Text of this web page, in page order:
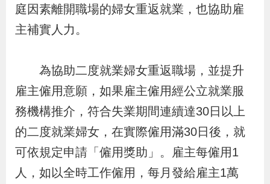
業
區
上
申
辦
庭因素離開職場的婦女重返就業，也協助雇
主補實人力。
為協助二度就業婦女重返職場，並提升
雇主僱用意願，如果雇主僱用經公立就業服
務機構推介，符合失業期間連續達30日以上
的二度就業婦女，在實際僱用滿30日後，就
可依規定申請「僱用獎助」。雇主每僱用1
人，如以全時工作僱用，每月發給雇主1萬